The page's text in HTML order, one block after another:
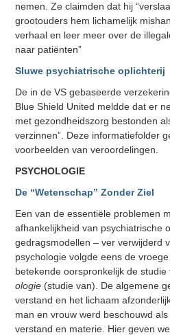
nemen. Ze claimden dat hij
grootouders hem lichamelijk
verhaal en leer meer over de
naar patiënten”
Sluwe psychiatrische oplichterij
De in de VS gebaseerde
Blue Shield United meldde dat er
met gezondheidszorg bestonden
verzinnen”. Deze informatiefolder
voorbeelden van veroordelingen.
PSYCHOLOGIE
De “Wetenschap” Zonder Ziel
Een van de essentiële problemen
afhankelijkheid van psychiatrische
gedragsmodellen – ver verwijderd
psychologie volgde eens de
betekende oorspronkelijk de
ologie (studie van). De algemene
verstand en het lichaam
man en vrouw werd beschouwd
verstand en materie. Hier geven